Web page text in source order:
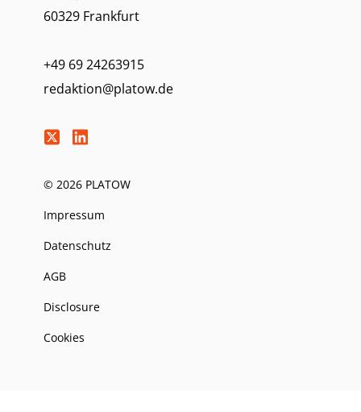
60329 Frankfurt
+49 69 24263915
redaktion@platow.de
© 2026 PLATOW
Impressum
Datenschutz
AGB
Disclosure
Cookies